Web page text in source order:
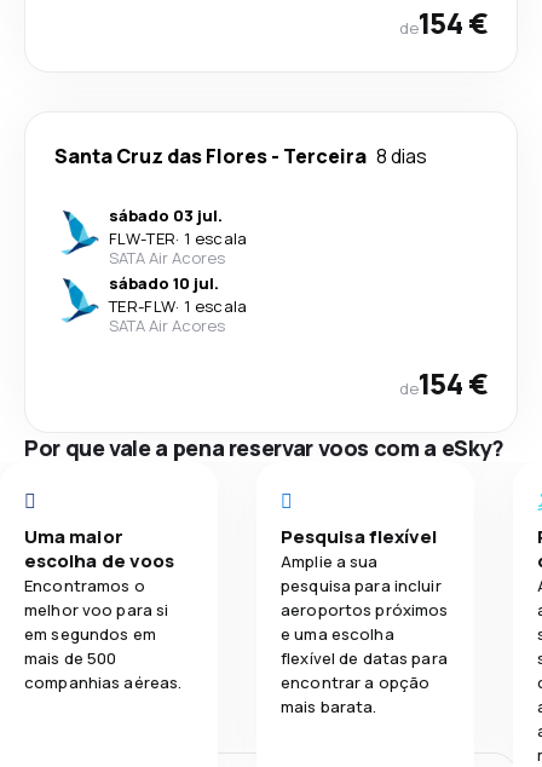
de154 €
Santa Cruz das Flores- Terceira 8 dias
sábado 03 jul.
FLW-TER· 1 escala
SATA Air Acores
sábado 10 jul.
TER-FLW· 1 escala
SATA Air Acores
de154 €
Por que vale a pena reservar voos com a eSky?
Uma maior
escolha de voos
Encontramos o
melhor voo para si
em segundos em
mais de 500
companhias aéreas.
Pesquisa flexível
Amplie a sua
pesquisa para incluir
aeroportos próximos
e uma escolha
flexível de datas para
encontrar a opção
mais barata.